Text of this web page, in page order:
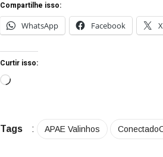
Compartilhe isso:
WhatsApp
Facebook X
Curtir isso:
Tags : APAE Valinhos